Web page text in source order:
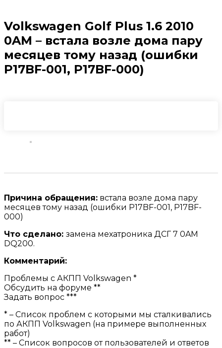
Volkswagen Golf Plus 1.6 2010
0AM – встала возле дома пару
месяцев тому назад (ошибки
P17BF-001, P17BF-000)
Причина обращения: встала возле дома пару
месяцев тому назад (ошибки P17BF-001, P17BF-
000)
Что сделано: замена мехатроника ДСГ 7 0AM
DQ200.
Комментарий:
Проблемы с АКПП Volkswagen *
Обсудить на форуме **
Задать вопрос ***
* – Список проблем с которыми мы сталкивались
по АКПП Volkswagen (на примере выполненных
работ)
** – Список вопросов от пользователей и ответов